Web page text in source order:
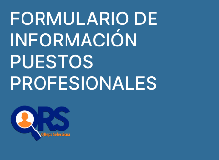
FORMULARIO DE
INFORMACIÓN
PUESTOS
PROFESIONALES